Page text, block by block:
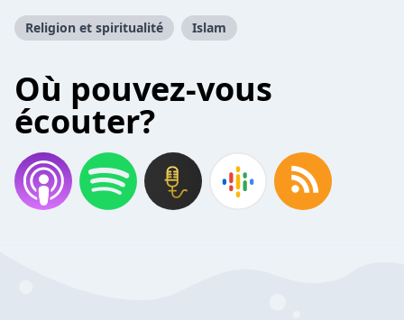
Religion et spiritualité Islam
Où pouvez-vous
écouter?